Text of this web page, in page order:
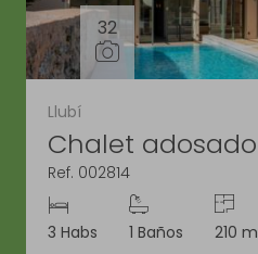
32
Llubí
Chalet adosado
Ref. 002814
3 Habs 1 Baños 210 m